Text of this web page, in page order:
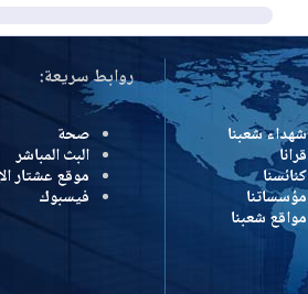
المزيد
شهداء شعبنا
قرانا
كنائسنا
مؤسساتنا
مواقع شعبنا
روابط سريعة:
صحة
البث المباشر
موقع عشتار
فيسبوك